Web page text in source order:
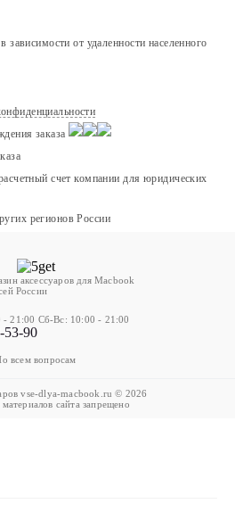
от удаленности населенного
заказа
счет компании для юридических
регионов России
аксессуаров для Macbook
России
21:00 Сб-Вс: 10:00 - 21:00
53-90
всем вопросам
vse-dlya-macbook.ru © 2026
сайта запрещено